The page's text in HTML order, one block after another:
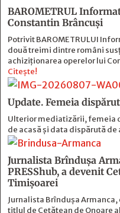
BAROMETRUL
Constantin Brâncuși
Potrivit BAROMETRULUI
două treimi dintre români
achiziționarea operelor lui
Citește!
Update. Femeia
Ulterior mediatizării, femeia
de acasă și data dispărută
Jurnalista Brîndușa
PRESShub, a devenit
Timișoarei
Jurnalista Brîndușa
titlul de Cetățean de Onoare